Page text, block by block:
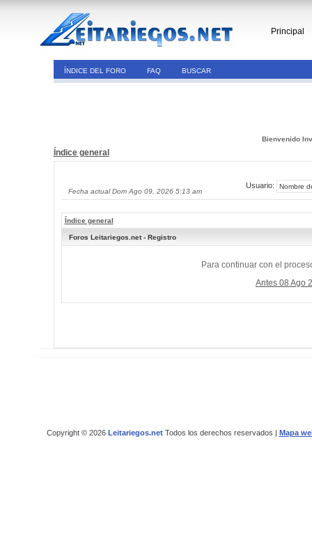
Principal
ÍNDICE DEL FORO FAQ BUSCAR
Bienvenido
Índice general
Fecha actual Dom Ago 09, 2026 5:13 am
Usuario:
Índice general
Foros Leitariegos.net - Registro
Para continuar con el
Antes 08 Ago
Copyright © 2026 Leitariegos.netTodos los derechos reservados | Mapa